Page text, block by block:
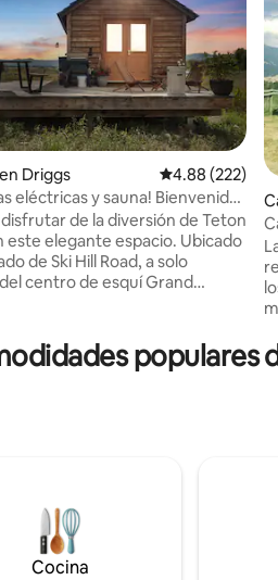
Driggs Calificación
4.88 (222)
eléctricas y sauna! Bienvenidos
Sollysde la diversión de Teton
este elegante espacio. Ubicado
de Ski Hill Road, a solo
del centro de esquí Grand
es lo más cerca que puede
la ciudad, pero con la sensación
sin embargo, las áreas
inmediatas lo harán.
populares
Cocina